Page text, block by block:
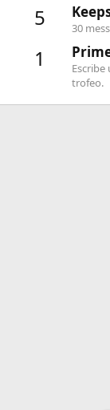
5 30
1
trofeo.